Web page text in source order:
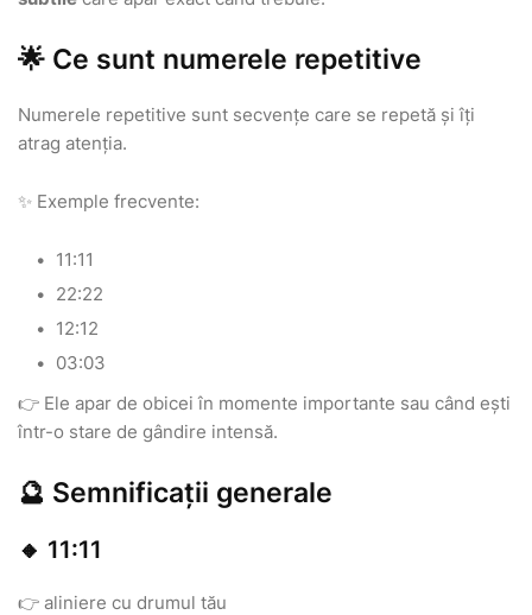
🌟 Ce sunt numerele repetitive
Numerele repetitive sunt secvențe care se repetă și îți
atrag atenția.
✨ Exemple frecvente:
11:11
22:22
12:12
03:03
👉 Ele apar de obicei în momente importante sau când ești
într-o stare de gândire intensă.
🔮 Semnificații generale
🔸 11:11
👉 aliniere cu drumul tău